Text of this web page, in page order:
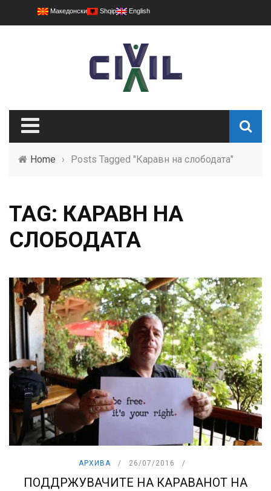
Македонски Shqip English
Home › Posts Tagged "Каравн на слободата"
TAG: КАРАВН НА
СЛОБОДАТА
АРХИВА 26/07/2016
ПОДДРЖУВАЧИТЕ НА КАРАВАНОТ НА